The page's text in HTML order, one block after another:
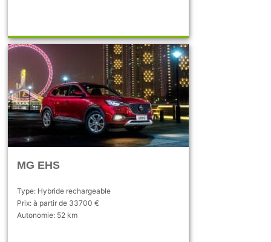
MG EHS
Type: Hybride rechargeable
Prix: à partir de 33700 €
Autonomie: 52 km